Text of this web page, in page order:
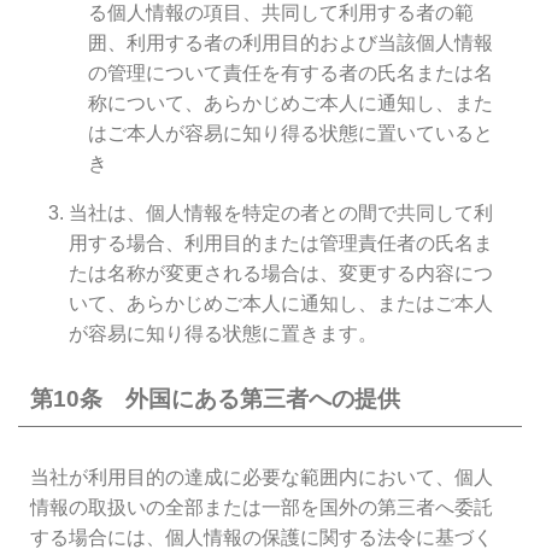
る個人情報の項目、共同して利用する者の範
囲、利用する者の利用目的および当該個人情報
の管理について責任を有する者の氏名または名
称について、あらかじめご本人に通知し、また
はご本人が容易に知り得る状態に置いていると
き
当社は、個人情報を特定の者との間で共同して利
用する場合、利用目的または管理責任者の氏名ま
たは名称が変更される場合は、変更する内容につ
いて、あらかじめご本人に通知し、またはご本人
が容易に知り得る状態に置きます。
第10条 外国にある第三者への提供
当社が利用目的の達成に必要な範囲内において、個人
情報の取扱いの全部または一部を国外の第三者へ委託
する場合には、個人情報の保護に関する法令に基づく